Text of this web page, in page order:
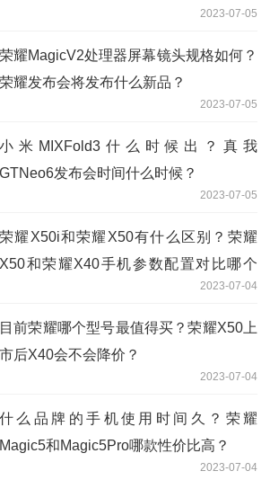
2023-07-05
荣耀MagicV2处理器屏幕镜头规格如何？
荣耀发布会将发布什么新品？
2023-07-05
小米MIXFold3什么时候出？真我
GTNeo6发布会时间什么时候？
2023-07-05
荣耀X50i和荣耀X50有什么区别？荣耀
X50和荣耀X40手机参数配置对比哪个
2023-07-04
目前荣耀哪个型号最值得买？荣耀X50上
市后X40会不会降价？
2023-07-04
什么品牌的手机使用时间久？荣耀
Magic5和Magic5Pro哪款性价比高？
2023-07-04